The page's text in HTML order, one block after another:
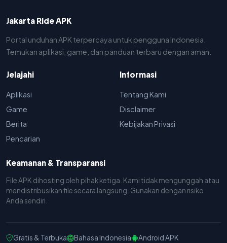
Jakarta Ride APK
Portal unduhan APK terpercaya untuk pengguna Indonesia.
Temukan aplikasi, game, dan panduan terbaru dengan aman.
Jelajahi
Aplikasi
Game
Berita
Pencarian
Informasi
Tentang Kami
Disclaimer
Kebijakan Privasi
Keamanan & Transparansi
File APK dihosting oleh pihak ketiga. Kami tidak mengunggah atau
mendistribusikan file secara langsung. Gunakan dengan risiko
Anda sendiri.
Gratis & Terbuka Bahasa Indonesia
Android APK